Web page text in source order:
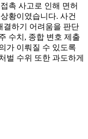
촉 사고로 인해 면허
황이였습니다. 사건
결하기 어려움을 판단
수치, 종합 변호 제출
가 이뤄질 수 있도록
벌 수위 또한 과도하게